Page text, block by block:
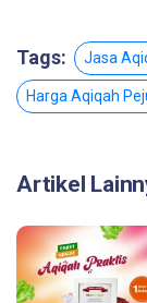
Tags: Jasa
Harga Aqiqah
Artikel